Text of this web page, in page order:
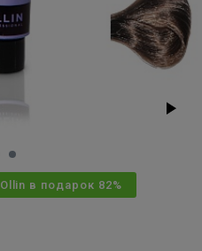
Ollin в подарок 82%